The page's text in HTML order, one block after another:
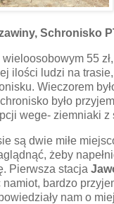
Schronisko
55
ilości ludzi na
Wieczorem
było
wege- ziemniaki z
są dwie miłe
żeby
Pierwsza stacja
namiot, bardzo
nam o